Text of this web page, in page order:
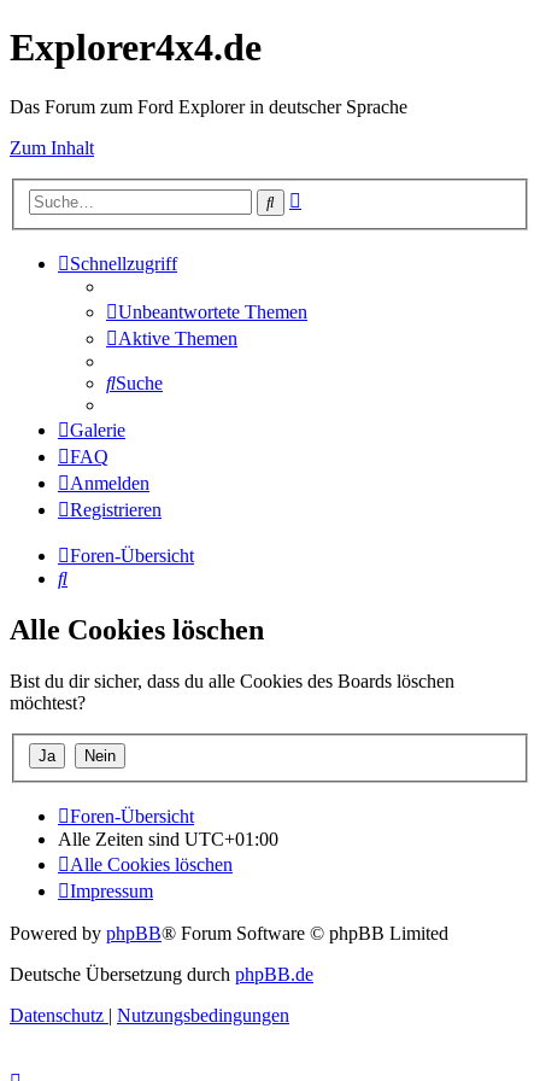
Explorer4x4.de
Das Forum zum Ford Explorer in deutscher Sprache
Zum Inhalt
Suche
Schnellzugriff
Unbeantwortete Themen
Aktive Themen
Suche
Galerie
FAQ
Anmelden
Registrieren
Foren-Übersicht
Suche
Alle Cookies löschen
Bist du dir sicher, dass du alle Cookies des Boards löschen
möchtest?
Foren-Übersicht
Alle Zeiten sind UTC+01:00
Alle Cookies löschen
Impressum
Powered by phpBB® Forum Software © phpBB Limited
Deutsche Übersetzung durch phpBB.de
Datenschutz | Nutzungsbedingungen